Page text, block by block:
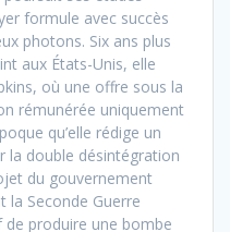
formule avec succès
photons. Six ans plus
aux États-Unis, elle
où une offre sous la
rémunérée uniquement
qu’elle rédige un
la double désintégration
du gouvernement
la Seconde Guerre
produire une bombe